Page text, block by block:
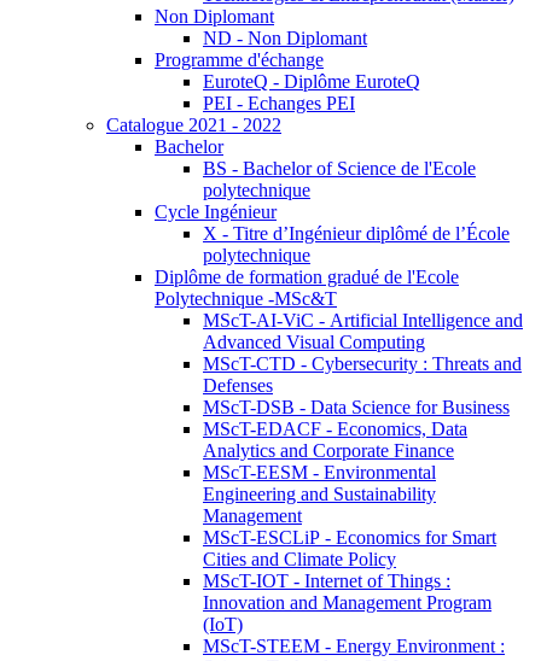
Non Diplomant
ND - Non Diplomant
Programme d'échange
EuroteQ - Diplôme EuroteQ
PEI - Echanges PEI
Catalogue 2021 - 2022
Bachelor
BS - Bachelor of Science de l'Ecole
polytechnique
Cycle Ingénieur
X - Titre d’Ingénieur diplômé de l’École
polytechnique
Diplôme de formation gradué de l'Ecole
Polytechnique -MSc&T
MScT-AI-ViC - Artificial Intelligence and
Advanced Visual Computing
MScT-CTD - Cybersecurity : Threats and
Defenses
MScT-DSB - Data Science for Business
MScT-EDACF - Economics, Data
Analytics and Corporate Finance
MScT-EESM - Environmental
Engineering and Sustainability
Management
MScT-ESCLiP - Economics for Smart
Cities and Climate Policy
MScT-IOT - Internet of Things :
Innovation and Management Program
(IoT)
MScT-STEEM - Energy Environment :